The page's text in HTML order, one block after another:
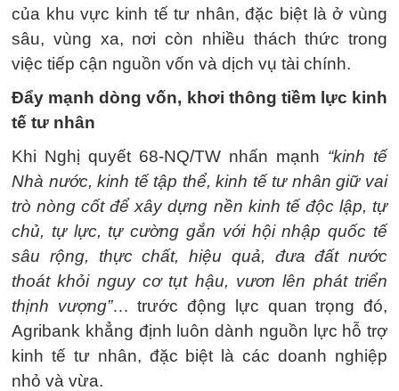
của khu vực kinh tế tư nhân, đặc biệt là ở vùng
sâu, vùng xa, nơi còn nhiều thách thức trong
việc tiếp cận nguồn vốn và dịch vụ tài chính.
Đẩy mạnh dòng vốn, khơi thông tiềm lực kinh
tế tư nhân
Khi Nghị quyết 68-NQ/TW nhấn mạnh “kinh tế
Nhà nước, kinh tế tập thể, kinh tế tư nhân giữ vai
trò nòng cốt để xây dựng nền kinh tế độc lập, tự
chủ, tự lực, tự cường gắn với hội nhập quốc tế
sâu rộng, thực chất, hiệu quả, đưa đất nước
thoát khỏi nguy cơ tụt hậu, vươn lên phát triển
thịnh vượng”… trước động lực quan trọng đó,
Agribank khẳng định luôn dành nguồn lực hỗ trợ
kinh tế tư nhân, đặc biệt là các doanh nghiệp
nhỏ và vừa.